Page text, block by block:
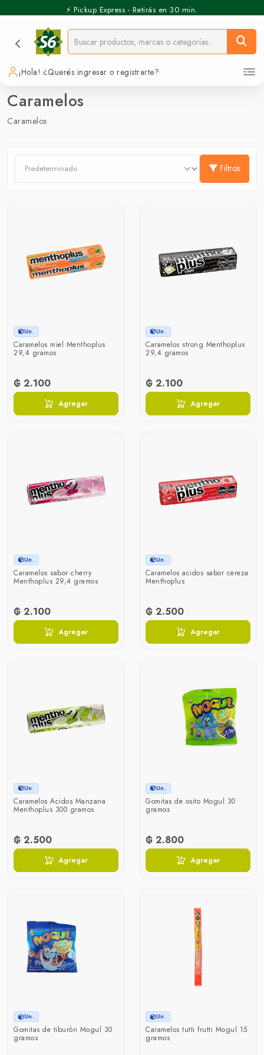
⚡️ Pickup Express - Retirás en 30 min.
¡Hola! ¿Querés ingresar o registrarte?
Caramelos
Caramelos
Filtros
Un.
Caramelos miel Menthoplus
29,4 gramos
₲ 2.100
Agregar
Un.
Caramelos strong Menthoplus
29,4 gramos
₲ 2.100
Agregar
Un.
Caramelos sabor cherry
Menthoplus 29,4 gramos
₲ 2.100
Agregar
Un.
Caramelos acidos sabor cereza
Menthoplus
₲ 2.500
Agregar
Un.
Caramelos Ácidos Manzana
Menthoplus 300 gramos
₲ 2.500
Agregar
Un.
Gomitas de osito Mogul 30
gramos
₲ 2.800
Agregar
Un.
Gomitas de tiburón Mogul 30
gramos
Un.
Caramelos tutti frutti Mogul 15
gramos